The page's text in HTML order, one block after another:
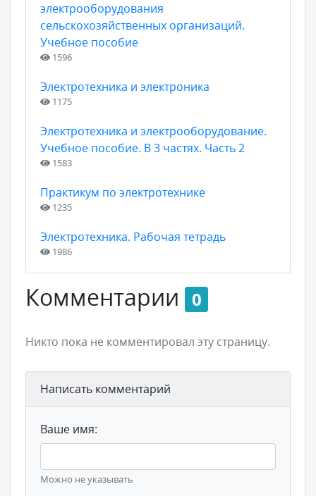
электрооборудования
сельскохозяйственных организаций.
Учебное пособие
1596
Электротехника и электроника
1175
Электротехника и электрооборудование.
Учебное пособие. В 3 частях. Часть 2
1583
Практикум по электротехнике
1235
Электротехника. Рабочая тетрадь
1986
Комментарии 0
Никто пока не комментировал эту страницу.
Написать комментарий
Ваше имя:
Можно не указывать